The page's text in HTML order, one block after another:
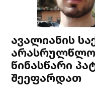
ავალიანის
წინასწარი
შეეფარდათ